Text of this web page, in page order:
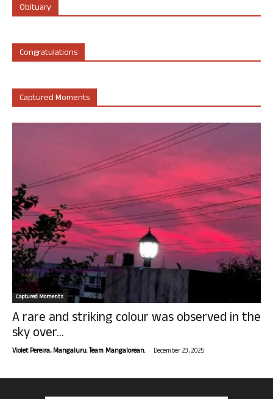
Obituary
Congratulations
Captured Moments
Captured Moments
A rare and striking colour was observed in the
sky over...
Violet Pereira, Mangaluru. Team Mangalorean. - December 23, 2025